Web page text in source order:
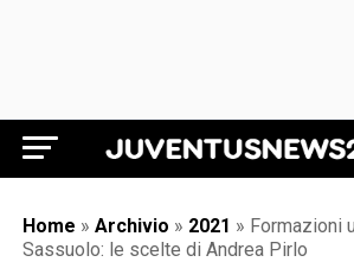
Juventus News
Home » Archivio » 2021 » Formazioni
Sassuolo: le scelte di Andrea Pirlo